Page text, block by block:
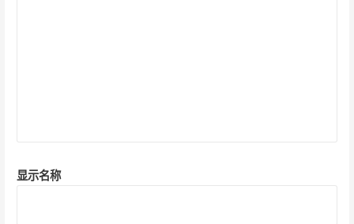
显示名称